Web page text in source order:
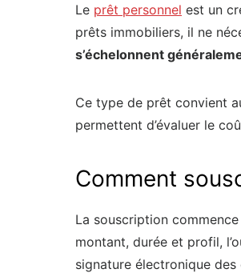
Le prêt personnel est un
prêts immobiliers, il ne
s’échelonnent
Ce type de prêt convient
permettent d’évaluer le
Comment
La souscription
montant, durée et profil,
signature électronique